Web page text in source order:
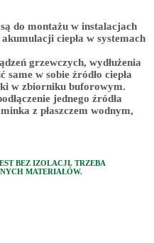
do montażu w instalacjach
ciepła w systemach
grzewczych, wydłużenia
w sobie źródło ciepła
w zbiorniku buforowym.
jednego źródła
z płaszczem wodnym,
BEZ IZOLACJI. TRZEBA
MATERIAŁÓW.